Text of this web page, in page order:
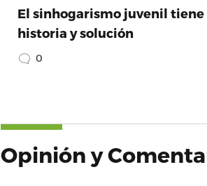
El sinhogarismo juvenil tiene
historia y solución
0
Opinión y